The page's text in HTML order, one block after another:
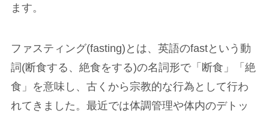
ます。
ファスティング(fasting)とは、英語のfastという動
詞(断食する、絶食をする)の名詞形で「断食」「絶
食」を意味し、古くから宗教的な行為として行わ
れてきました。最近では体調管理や体内のデトッ